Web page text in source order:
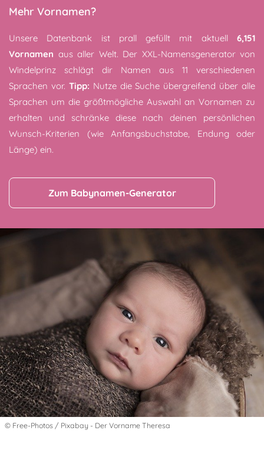
Mehr Vornamen?
Unsere Datenbank ist prall gefüllt mit aktuell 6,151
Vornamen aus aller Welt. Der XXL-Namensgenerator von
Windelprinz schlägt dir Namen aus 11 verschiedenen
Sprachen vor. Tipp: Nutze die Suche übergreifend über alle
Sprachen um die größtmögliche Auswahl an Vornamen zu
erhalten und schränke diese nach deinen persönlichen
Wunsch-Kriterien (wie Anfangsbuchstabe, Endung oder
Länge) ein.
Zum Babynamen-Generator
© Free-Photos / Pixabay - Der Vorname Theresa